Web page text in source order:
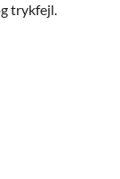
trykfejl.